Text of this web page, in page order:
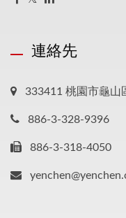
連絡先
333411 桃園市龜山
886-3-328-9396
886-3-318-4050